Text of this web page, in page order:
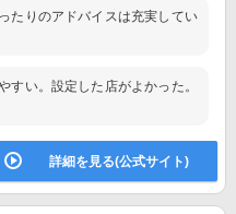
たりのアドバイスは充実してい
すい。設定した店がよかった。
詳細を見る(公式サイト)